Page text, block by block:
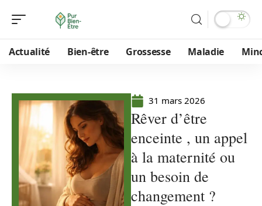
Actualité Bien-être Grossesse Maladie
31 mars 2026
Rêver d’être
enceinte , un appel
à la maternité ou
un besoin de
changement ?